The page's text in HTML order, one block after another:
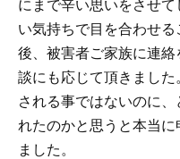
にまで辛い思いをさせ
い気持ちで目を合わせ
後、被害者ご家族に連
談にも応じて頂きまし
される事ではないのに
れたのかと思うと本当に
ました。